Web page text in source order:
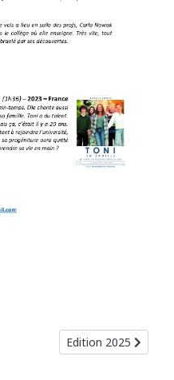
2025 Article suivant :
Edition 2025